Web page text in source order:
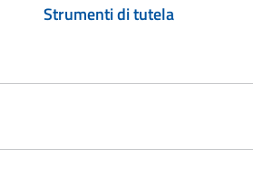
Strumenti di tutela